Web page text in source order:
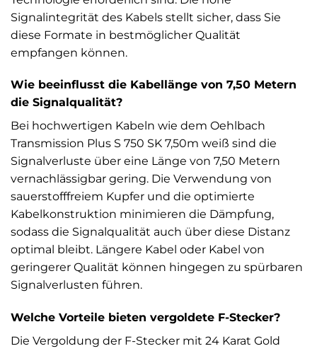
Signalintegrität des Kabels stellt sicher, dass Sie
diese Formate in bestmöglicher Qualität
empfangen können.
Wie beeinflusst die Kabellänge von 7,50 Metern
die Signalqualität?
Bei hochwertigen Kabeln wie dem Oehlbach
Transmission Plus S 750 SK 7,50m weiß sind die
Signalverluste über eine Länge von 7,50 Metern
vernachlässigbar gering. Die Verwendung von
sauerstofffreiem Kupfer und die optimierte
Kabelkonstruktion minimieren die Dämpfung,
sodass die Signalqualität auch über diese Distanz
optimal bleibt. Längere Kabel oder Kabel von
geringerer Qualität können hingegen zu spürbaren
Signalverlusten führen.
Welche Vorteile bieten vergoldete F-Stecker?
Die Vergoldung der F-Stecker mit 24 Karat Gold